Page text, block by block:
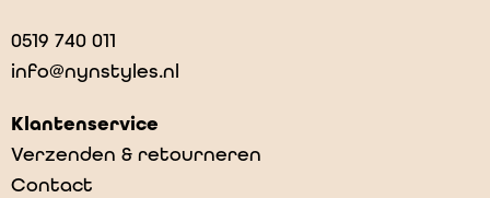
0519 740 011
info@nynstyles.nl
Klantenservice
Verzenden & retourneren
Contact